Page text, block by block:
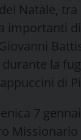
Natale,
importanti
durante la
di
7